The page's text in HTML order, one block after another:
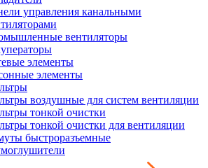
управления канальными
вентиляторы
элементы
элементы
воздушные для систем вентиляции
тонкой очистки
тонкой очистки для вентиляции
быстроразъемные